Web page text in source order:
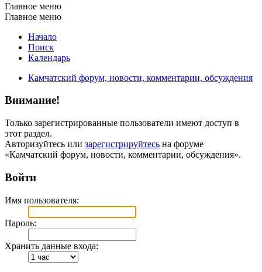
Главное меню
Главное меню
Начало
Поиск
Календарь
Камчатский форум, новости, комментарии, обсуждения
Внимание!
Только зарегистрированные пользователи имеют доступ в
этот раздел.
Авторизуйтесь или зарегистрируйтесь на форуме
«Камчатский форум, новости, комментарии, обсуждения».
Войти
Имя пользователя:
Пароль:
Хранить данные входа: